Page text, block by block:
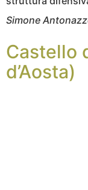
Simone
Castello
d’Aosta)